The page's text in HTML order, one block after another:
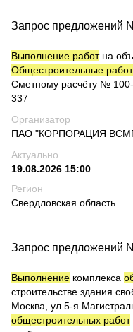
Запрос предложений
Выполнение работна
Общестроительные
Сметному расчёту №
337
Организатор
ПАО "КОРПОРАЦИЯ
Актуально
19.08.2026 15:00
Регион
Свердловская область
Запрос предложений
Выполнение комплекса
строительстве здания
Москва, ул.5-я
общестроительных работ